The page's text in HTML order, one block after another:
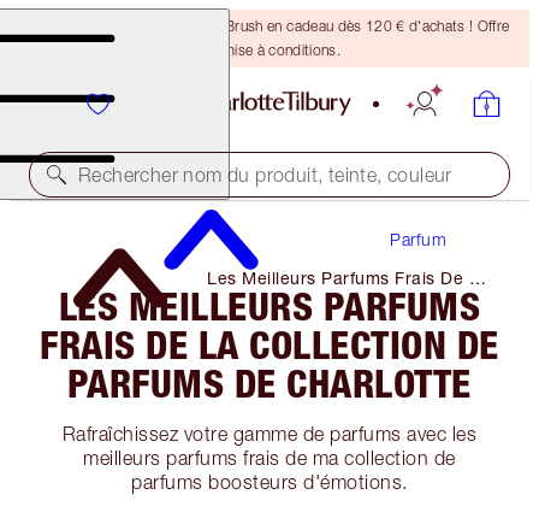
Recevez un pinceau Bronzing Brush en cadeau dès 120 € d'achats ! Offre
soumise à conditions.
Rechercher nom du produit, teinte, couleur
Parfum
Les Meilleurs Parfums Frais De La
Collection De Parfums De
Charlotte
LES MEILLEURS PARFUMS
FRAIS DE LA COLLECTION DE
PARFUMS DE CHARLOTTE
Rafraîchissez votre gamme de parfums avec les
meilleurs parfums frais de ma collection de
parfums boosteurs d'émotions.